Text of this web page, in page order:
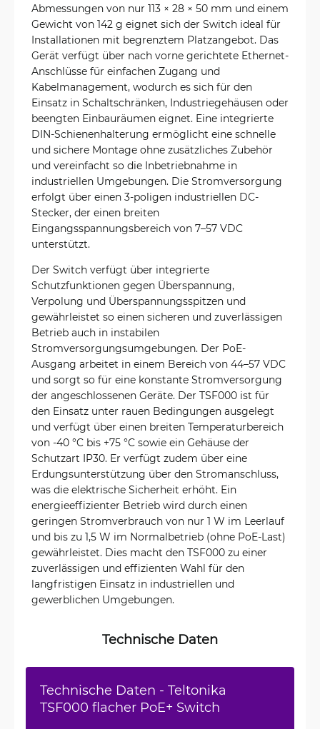
Abmessungen von nur 113 × 28 × 50 mm und einem
Gewicht von 142 g eignet sich der Switch ideal für
Installationen mit begrenztem Platzangebot. Das
Gerät verfügt über nach vorne gerichtete Ethernet-
Anschlüsse für einfachen Zugang und
Kabelmanagement, wodurch es sich für den
Einsatz in Schaltschränken, Industriegehäusen oder
beengten Einbauräumen eignet. Eine integrierte
DIN-Schienenhalterung ermöglicht eine schnelle
und sichere Montage ohne zusätzliches Zubehör
und vereinfacht so die Inbetriebnahme in
industriellen Umgebungen. Die Stromversorgung
erfolgt über einen 3-poligen industriellen DC-
Stecker, der einen breiten
Eingangsspannungsbereich von 7–57 VDC
unterstützt.
Der Switch verfügt über integrierte
Schutzfunktionen gegen Überspannung,
Verpolung und Überspannungsspitzen und
gewährleistet so einen sicheren und zuverlässigen
Betrieb auch in instabilen
Stromversorgungsumgebungen. Der PoE-
Ausgang arbeitet in einem Bereich von 44–57 VDC
und sorgt so für eine konstante Stromversorgung
der angeschlossenen Geräte. Der TSF000 ist für
den Einsatz unter rauen Bedingungen ausgelegt
und verfügt über einen breiten Temperaturbereich
von -40 °C bis +75 °C sowie ein Gehäuse der
Schutzart IP30. Er verfügt zudem über eine
Erdungsunterstützung über den Stromanschluss,
was die elektrische Sicherheit erhöht. Ein
energieeffizienter Betrieb wird durch einen
geringen Stromverbrauch von nur 1 W im Leerlauf
und bis zu 1,5 W im Normalbetrieb (ohne PoE-Last)
gewährleistet. Dies macht den TSF000 zu einer
zuverlässigen und effizienten Wahl für den
langfristigen Einsatz in industriellen und
gewerblichen Umgebungen.
Technische Daten
Technische Daten - Teltonika
TSF000 flacher PoE+ Switch